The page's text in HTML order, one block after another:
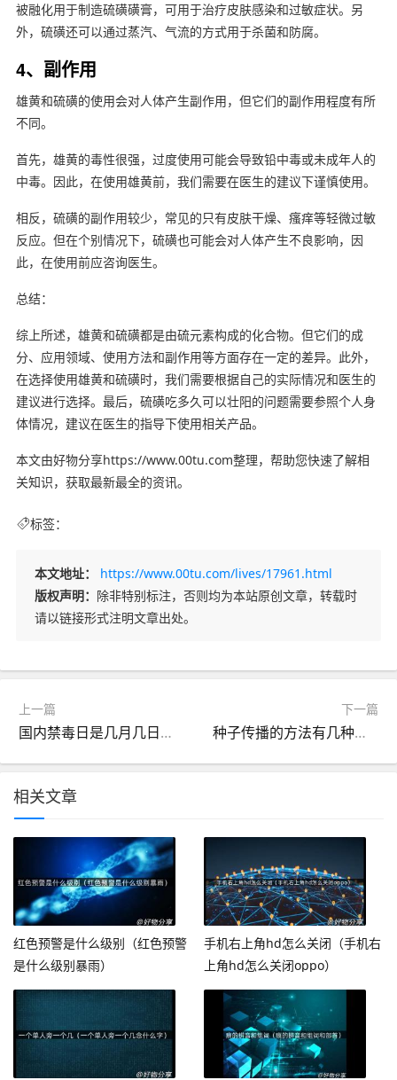
被融化用于制造硫磺磺膏，可用于治疗皮肤感染和过敏症状。另
外，硫磺还可以通过蒸汽、气流的方式用于杀菌和防腐。
4、副作用
雄黄和硫磺的使用会对人体产生副作用，但它们的副作用程度有所
不同。
首先，雄黄的毒性很强，过度使用可能会导致铅中毒或未成年人的
中毒。因此，在使用雄黄前，我们需要在医生的建议下谨慎使用。
相反，硫磺的副作用较少，常见的只有皮肤干燥、瘙痒等轻微过敏
反应。但在个别情况下，硫磺也可能会对人体产生不良影响，因
此，在使用前应咨询医生。
总结：
综上所述，雄黄和硫磺都是由硫元素构成的化合物。但它们的成
分、应用领域、使用方法和副作用等方面存在一定的差异。此外，
在选择使用雄黄和硫磺时，我们需要根据自己的实际情况和医生的
建议进行选择。最后，硫磺吃多久可以壮阳的问题需要参照个人身
体情况，建议在医生的指导下使用相关产品。
本文由好物分享https://www.00tu.com整理，帮助您快速了解相
关知识，获取最新最全的资讯。
标签：
本文地址：
https://www.00tu.com/lives/17961.html
版权声明： 除非特别标注，否则均为本站原创文章，转载时
请以链接形式注明文章出处。
上一篇
国内禁毒日是几月几日（国内禁毒日是几月几日啊）
下一篇
种子传播的方法有几种（种子是如何传播的）
相关文章
红色预警是什么级别（红色预警
是什么级别暴雨）
手机右上角hd怎么关闭（手机右
上角hd怎么关闭oppo）